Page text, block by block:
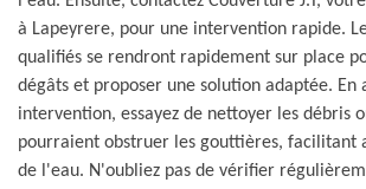
à Lapeyrere, pour une intervention rapide.
qualifiés se rendront rapidement sur place
dégâts et proposer une solution adaptée. En
intervention, essayez de nettoyer les débris
pourraient obstruer les gouttières, facilitant
de l'eau. N'oubliez pas de vérifier